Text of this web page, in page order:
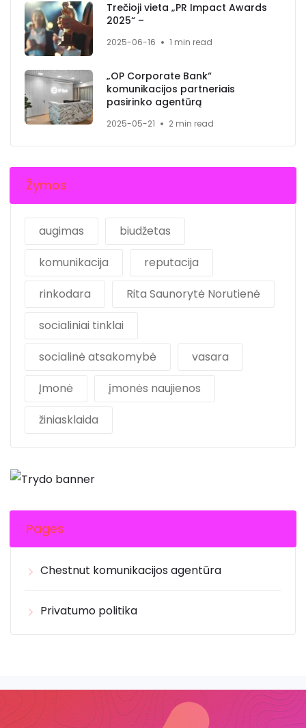
Trečioji vieta „PR Impact Awards
2025“ –
2025-06-16 1 min read
„OP Corporate Bank“
komunikacijos partneriais
pasirinko agentūrą
2025-05-21 2 min read
Žymos
augimas
biudžetas
komunikacija
reputacija
rinkodara
Rita Saunorytė Norutienė
socialiniai tinklai
socialinė atsakomybė
vasara
Įmonė
įmonės naujienos
žiniasklaida
Pages
Chestnut komunikacijos agentūra
Privatumo politika